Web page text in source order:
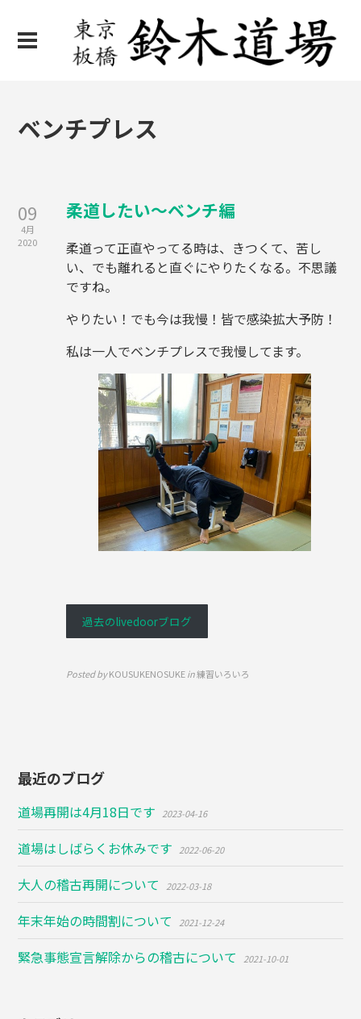
ベンチプレス
09
4月
2020
柔道したい〜ベンチ編
柔道って正直やってる時は、きつくて、苦し
い、でも離れると直ぐにやりたくなる。不思議
ですね。
やりたい！でも今は我慢！皆で感染拡大予防！
私は一人でベンチプレスで我慢してます。
過去のlivedoorブログ
Posted byKOUSUKENOSUKEin練習いろいろ
最近のブログ
道場再開は4月18日です 2023-04-16
道場はしばらくお休みです 2022-06-20
大人の稽古再開について 2022-03-18
年末年始の時間割について 2021-12-24
緊急事態宣言解除からの稽古について 2021-10-01